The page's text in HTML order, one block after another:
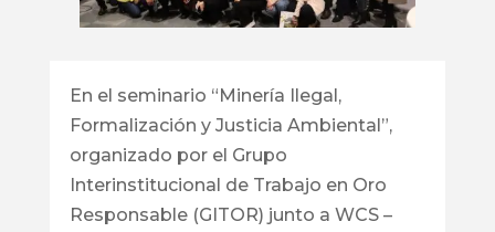
En el seminario “Minería Ilegal,
Formalización y Justicia Ambiental”,
organizado por el Grupo
Interinstitucional de Trabajo en Oro
Responsable (GITOR) junto a WCS –